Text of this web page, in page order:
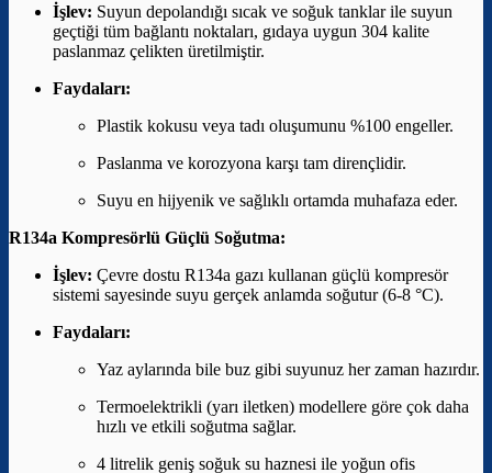
İşlev: Suyun depolandığı sıcak ve soğuk tanklar ile suyun
geçtiği tüm bağlantı noktaları, gıdaya uygun 304 kalite
paslanmaz çelikten üretilmiştir.
Faydaları:
Plastik kokusu veya tadı oluşumunu %100 engeller.
Paslanma ve korozyona karşı tam dirençlidir.
Suyu en hijyenik ve sağlıklı ortamda muhafaza eder.
R134a Kompresörlü Güçlü Soğutma:
İşlev: Çevre dostu R134a gazı kullanan güçlü kompresör
sistemi sayesinde suyu gerçek anlamda soğutur (6-8 °C).
Faydaları:
Yaz aylarında bile buz gibi suyunuz her zaman hazırdır.
Termoelektrikli (yarı iletken) modellere göre çok daha
hızlı ve etkili soğutma sağlar.
4 litrelik geniş soğuk su haznesi ile yoğun ofis